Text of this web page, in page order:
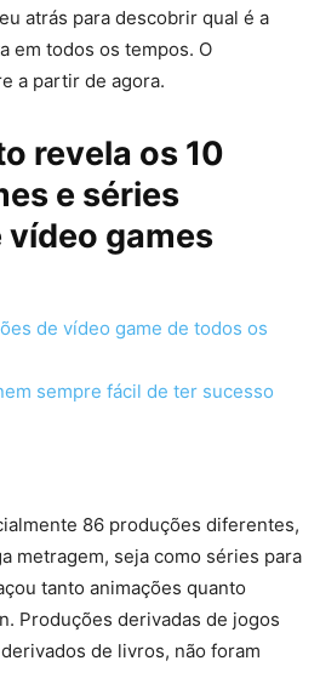
atrás para descobrir qual é a
em todos os tempos. O
a partir de agora.
revela os 10
e séries
games
de vídeo game de todos os
sempre fácil de ter sucesso
86 produções diferentes,
metragem, seja como séries para
tanto animações quanto
Produções derivadas de jogos
de livros, não foram